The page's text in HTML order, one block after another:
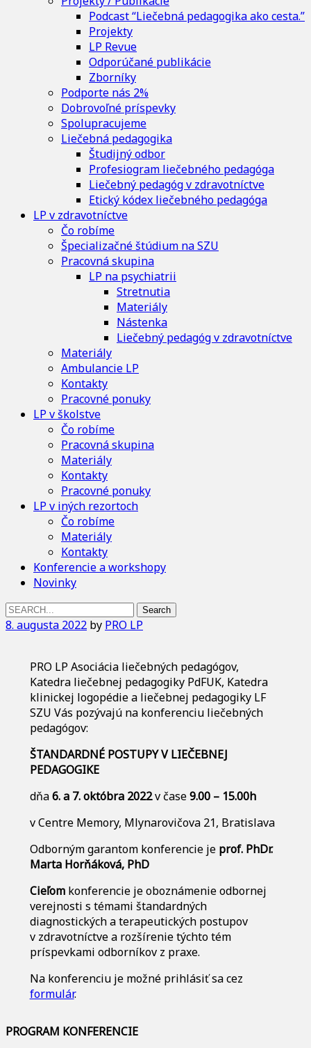
Podcast “Liečebná pedagogika ako cesta.”
Projekty
LP Revue
Odporúčané publikácie
Zborníky
Podporte nás 2%
Dobrovoľné príspevky
Spolupracujeme
Liečebná pedagogika
Študijný odbor
Profesiogram liečebného pedagóga
Liečebný pedagóg v zdravotníctve
Etický kódex liečebného pedagóga
LP v zdravotníctve
Čo robíme
Špecializačné štúdium na SZU
Pracovná skupina
LP na psychiatrii
Stretnutia
Materiály
Nástenka
Liečebný pedagóg v zdravotníctve
Materiály
Ambulancie LP
Kontakty
Pracovné ponuky
LP v školstve
Čo robíme
Pracovná skupina
Materiály
Kontakty
Pracovné ponuky
LP v iných rezortoch
Čo robíme
Materiály
Kontakty
Konferencie a workshopy
Novinky
Search
for:
8. augusta 2022 by PRO LP
PRO LP Asociácia liečebných pedagógov,
Katedra liečebnej pedagogiky PdFUK, Katedra
klinickej logopédie a liečebnej pedagogiky LF
SZU Vás pozývajú na konferenciu liečebných
pedagógov:
ŠTANDARDNÉ POSTUPY V LIEČEBNEJ
PEDAGOGIKE
dňa6. a 7. októbra 2022 v čase9.00 – 15.00h
v Centre Memory, Mlynarovičova 21, Bratislava
Odborným garantom konferencie jeprof. PhDr.
Marta Horňáková, PhD
Cieľomkonferencie je oboznámenie odbornej
verejnosti s témami štandardných
diagnostických a terapeutických postupov
v zdravotníctve a rozšírenie týchto tém
príspevkami odborníkov z praxe.
Na konferenciu je možné prihlásiť sa cez
formulár.
PROGRAM KONFERENCIE